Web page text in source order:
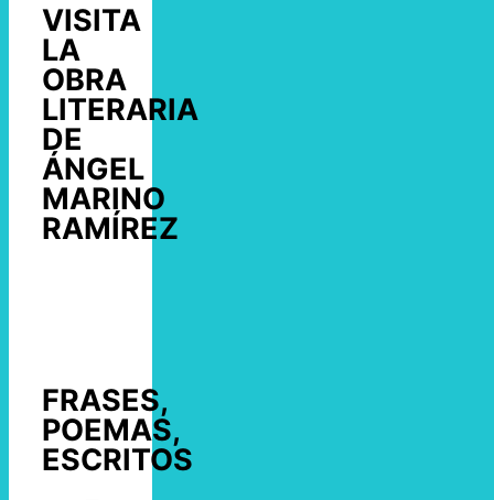
VISITA
LA
OBRA
LITERARIA
DE
ÁNGEL
MARINO
RAMÍREZ
FRASES,
POEMAS,
ESCRITOS